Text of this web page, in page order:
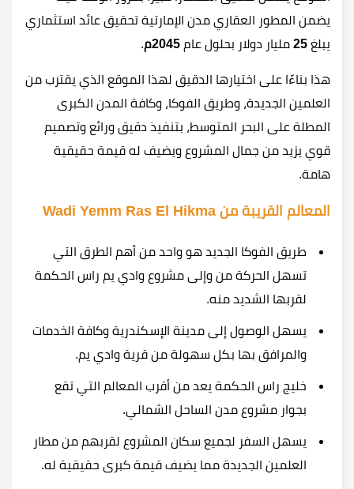
يضمن المطور العقاري مدن الإمارتية تحقيق عائد استثماري
يبلغ 25 مليار دولار بحلول عام 2045م .
هذا بناءًا على اختيارها الدقيق لهذا الموقع الذي يقترب من
العلمين الجديدة، وطريق الفوكا، وكافة المدن الكبرى
المطلة على البحر المتوسط، بتنفيذ دقيق ورائع وتصميم
قوي يزيد من جمال المشروع ويضيف له قيمة حقيقية
هامة.
المعالم القريبة من Wadi Yemm Ras El Hikma
طريق الفوكا الجديد هو واحد من أهم الطرق التي
تسهل الحركة من وإلى مشروع وادي يم راس الحكمة
لقربها الشديد منه.
يسهل الوصول إلى مدينة الإسكندرية وكافة الخدمات
والمرافق بها بكل سهولة من قرية وادي يم.
خليج راس الحكمة يعد من أقرب المعالم التي تقع
بجوار مشروع مدن الساحل الشمالي.
يسهل السفر لجميع سكان المشروع لقربهم من مطار
العلمين الجديدة مما يضيف قيمة كبرى حقيقية له.